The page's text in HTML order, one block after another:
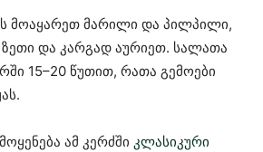
მოაყარეთ მარილი და პილპილი,
ზეთი და კარგად აურიეთ. სალათა
15–20 წუთით, რათა გემოები
ამ კერძში კლასიკური